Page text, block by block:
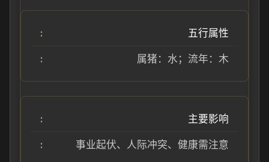
五行属性
属猪：水；流年：木
主要影响
事业起伏、人际冲突、健康需注意